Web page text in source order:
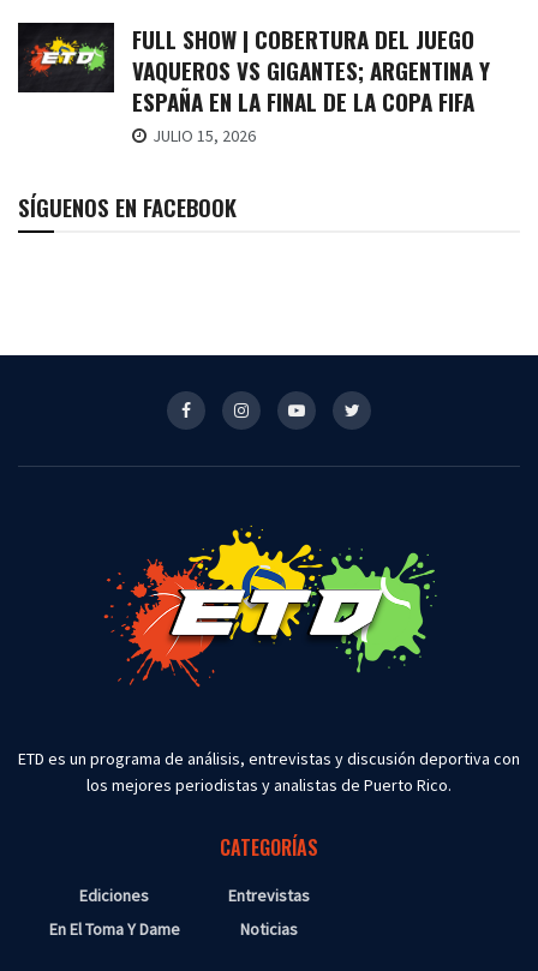
FULL SHOW | COBERTURA DEL JUEGO
VAQUEROS VS GIGANTES; ARGENTINA Y
ESPAÑA EN LA FINAL DE LA COPA FIFA
JULIO 15, 2026
SÍGUENOS EN FACEBOOK
ETD es un programa de análisis, entrevistas y discusión deportiva con
los mejores periodistas y analistas de Puerto Rico.
CATEGORÍAS
Ediciones
En El Toma Y Dame
Entrevistas
Noticias